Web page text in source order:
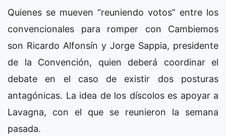
Quienes se mueven “reuniendo votos” entre los
convencionales para romper con Cambiemos
son Ricardo Alfonsín y Jorge Sappia, presidente
de la Convención, quien deberá coordinar el
debate en el caso de existir dos posturas
antagónicas. La idea de los díscolos es apoyar a
Lavagna, con el que se reunieron la semana
pasada.